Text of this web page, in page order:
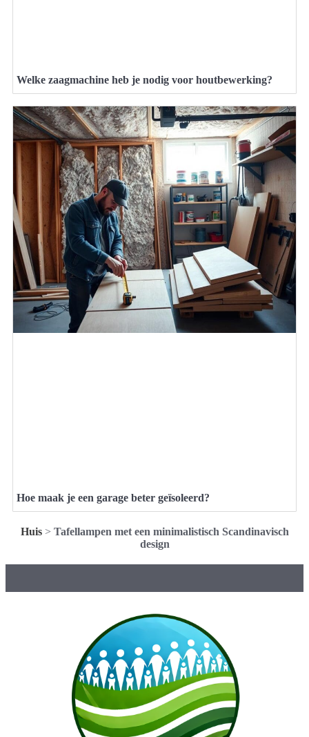
Welke zaagmachine heb je nodig voor houtbewerking?
Hoe maak je een garage beter geïsoleerd?
Huis> Tafellampen met een minimalistisch Scandinavisch
design